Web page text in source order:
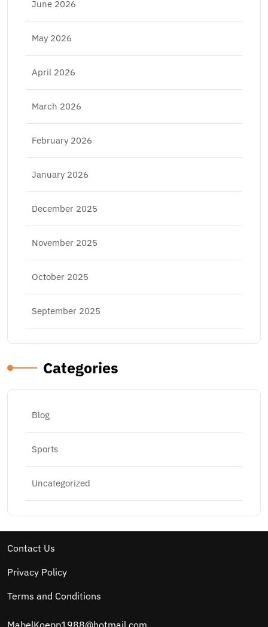
June 2026
May 2026
April 2026
March 2026
February 2026
January 2026
December 2025
November 2025
October 2025
September 2025
Categories
Blog
Sports
Uncategorized
Contact Us
Privacy Policy
Terms and Conditions
MabelKoepp1988@hotmail.com